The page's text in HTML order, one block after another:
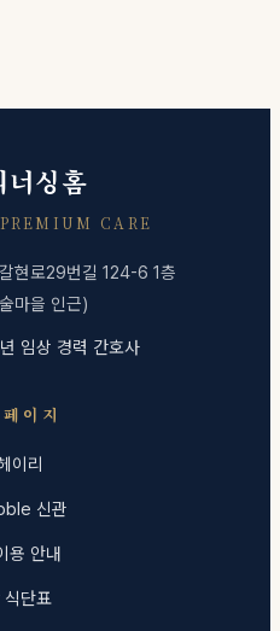
너싱홈
CARE
현로29번길 124-6 1층
마을 인근)
임상 경력 간호사
이지
이리
신관
용 안내
식단표